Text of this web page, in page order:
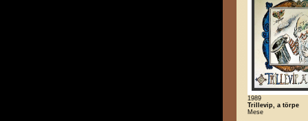
1989
Trillevip, a törpe
Mese